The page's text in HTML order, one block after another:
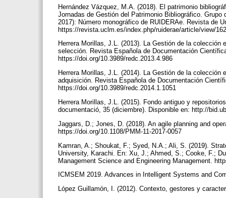
Hernández Vázquez, M.A. (2018). El patrimonio
Jornadas de Gestión del Patrimonio Bibliográfico.
2017): Número monográfico de RUIDERAe. Revista de
https://revista.uclm.es/index.php/ruiderae/article/view/
Herrera Morillas, J.L. (2013). La Gestión de la
selección. Revista Española de Documentación
https://doi.org/10.3989/redc.2013.4.986
Herrera Morillas, J.L. (2014). La Gestión de la
adquisición. Revista Española de Documentación
https://doi.org/10.3989/redc.2014.1.1051
Herrera Morillas, J.L. (2015). Fondo antiguo y
documentació, 35 (diciembre). Disponible en: http://
Jaggars, D.; Jones, D. (2018). An agile planning and
https://doi.org/10.1108/PMM-11-2017-0057
Kamran, A.; Shoukat, F.; Syed, N.A.; Ali, S. (2019).
University, Karachi. En: Xu, J.; Ahmed, S.; Cooke, F.;
Management Science and Engineering Management.
ICMSEM 2019. Advances in Intelligent Systems and
López Guillamón, I. (2012). Contexto, gestores y